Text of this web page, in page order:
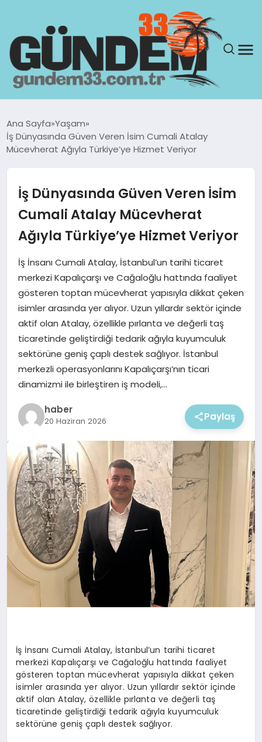
GÜNDEM
SAĞLIK
TEKNOLOJI
EKONOMI
MAGAZIN
Ana Sayfa Yaşam
İş Dünyasında Güven Veren İsim Cumali Atalay
Mücevherat Ağıyla Türkiye’ye Hizmet Veriyor
İş Dünyasında Güven Veren İsim
Cumali Atalay Mücevherat
Ağıyla Türkiye’ye Hizmet Veriyor
İş İnsanı Cumali Atalay, İstanbul’un tarihi ticaret
merkezi Kapalıçarşı ve Cağaloğlu hattında faaliyet
gösteren toptan mücevherat yapısıyla dikkat çeken
isimler arasında yer alıyor. Uzun yıllardır sektör içinde
aktif olan Atalay, özellikle pırlanta ve değerli taş
ticaretinde geliştirdiği tedarik ağıyla kuyumculuk
sektörüne geniş çaplı destek sağlıyor. İstanbul
merkezli operasyonlarını Kapalıçarşı’nın ticari
dinamizmi ile birleştiren iş modeli,…
haber
20 Haziran 2026 Paylaş
İş İnsanı Cumali Atalay, İstanbul’un tarihi ticaret
merkezi Kapalıçarşı ve Cağaloğlu hattında faaliyet
gösteren toptan mücevherat yapısıyla dikkat çeken
isimler arasında yer alıyor. Uzun yıllardır sektör içinde
aktif olan Atalay, özellikle pırlanta ve değerli taş
ticaretinde geliştirdiği tedarik ağıyla kuyumculuk
sektörüne geniş çaplı destek sağlıyor.